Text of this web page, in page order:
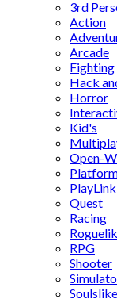
3rd
Action
Arcade
Fighting
Hack
Horror
Kid's
Open-
PlayLink
Quest
Racing
RPG
Shooter
Soulslike